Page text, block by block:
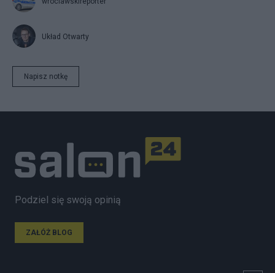
Układ Otwarty
Napisz notkę
Podziel się swoją opinią
ZAŁÓŻ BLOG